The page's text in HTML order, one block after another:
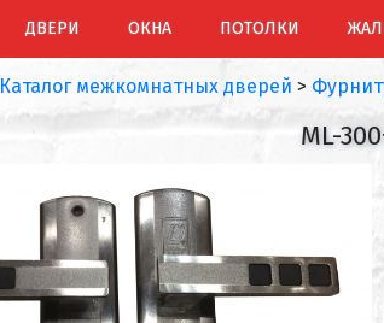
ДВЕРИ ОКНА ПОТОЛКИ
Каталог межкомнатных дверей >
ML-